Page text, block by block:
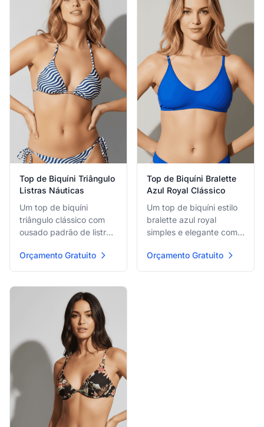
Top de Biquíni Triângulo
Listras Náuticas
Um top de biquíni
triângulo clássico com
ousado padrão de listras
e branco e amarrações
de pescoço halter
um ajuste personalizável
e lisonjeador.
Orçamento Gratuito
Top de Biquíni Bralette
Azul Royal Clássico
Um top de biquíni estilo
bralette azul royal
simples e elegante com
design de linhas limpas
confortável, ideal para
Orçamento Gratuito